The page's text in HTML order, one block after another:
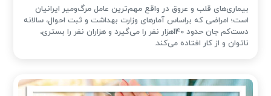
بیماری‌های قلب و عروق در واقع مهم‌ترین عامل مرگ‌ومیر ایرانیان
است؛ امراضی که براساس آمارهای وزارت بهداشت و ثبت احوال، سالانه
دست‌کم جان حدود 140هزار نفر را می‌گیرد و هزاران نفر را بستری،
ناتوان و از کار افتاده می‌کند.